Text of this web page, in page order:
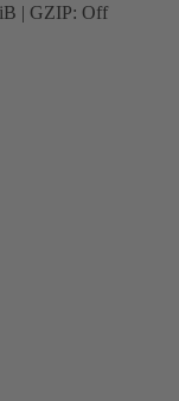
| GZIP: Off